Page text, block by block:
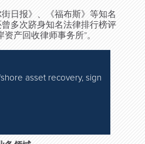
日报》、《福布斯》等知名
多次跻身知名法律排行榜评
产回收律师事务所”。
asset recovery, sign